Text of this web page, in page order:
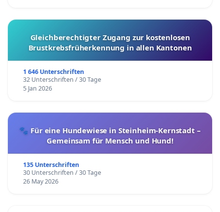
Gleichberechtigter Zugang zur kostenlosen
Brustkrebsfrüherkennung in allen Kantonen
1 646 Unterschriften
32 Unterschriften / 30 Tage
5 Jan 2026
🐾 Für eine Hundewiese in Steinheim-Kernstadt –
Gemeinsam für Mensch und Hund!
135 Unterschriften
30 Unterschriften / 30 Tage
26 May 2026